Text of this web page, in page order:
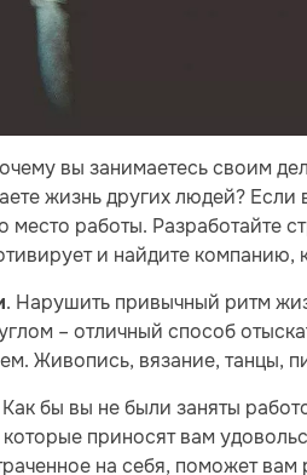
вы занимаетесь своим
жизнь других людей?
работы. Разработайте
и найдите компанию,
. Нарушить привычный ритм
– отличный способ
Живопись, вязание, танцы,
Как бы вы не были заняты
приносят вам
на себя, поможет